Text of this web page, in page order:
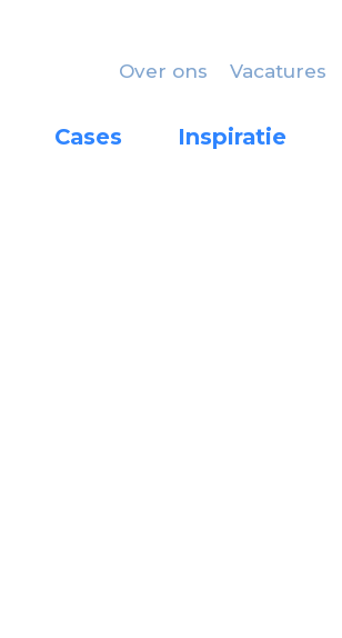
Over ons Vacatures
Cases Inspiratie